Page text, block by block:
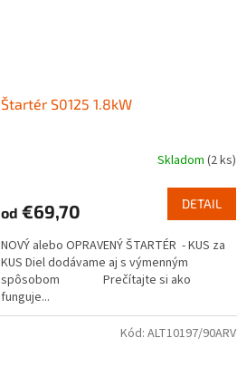
Štartér S0125 1.8kW
Skladom (2 ks)
od €69,70 DETAIL
NOVÝ alebo OPRAVENÝ ŠTARTÉR - KUS za
KUS Diel dodávame aj s výmenným
spôsobom Prečítajte si ako
funguje...
Kód: ALT10197/90ARV